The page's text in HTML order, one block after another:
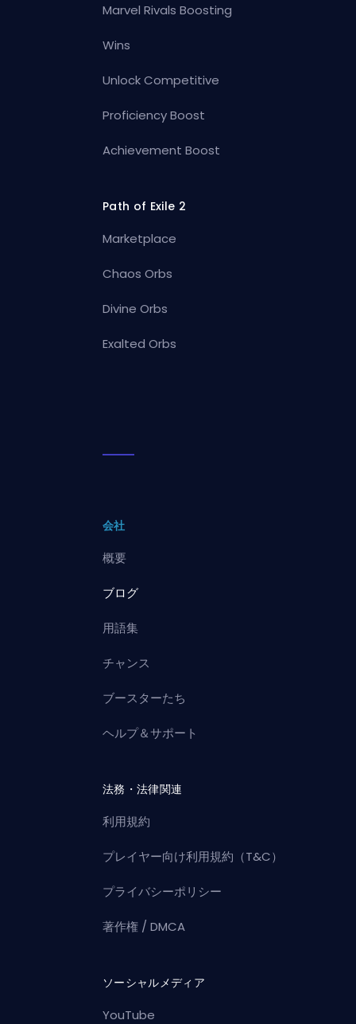
Marvel Rivals Boosting
Wins
Unlock Competitive
Proficiency Boost
Achievement Boost
Path of Exile 2
Marketplace
Chaos Orbs
Divine Orbs
Exalted Orbs
会社
概要
ブログ
用語集
チャンス
ブースターたち
ヘルプ＆サポート
法務・法律関連
利用規約
プレイヤー向け利用規約（T&C）
プライバシーポリシー
著作権 / DMCA
ソーシャルメディア
YouTube